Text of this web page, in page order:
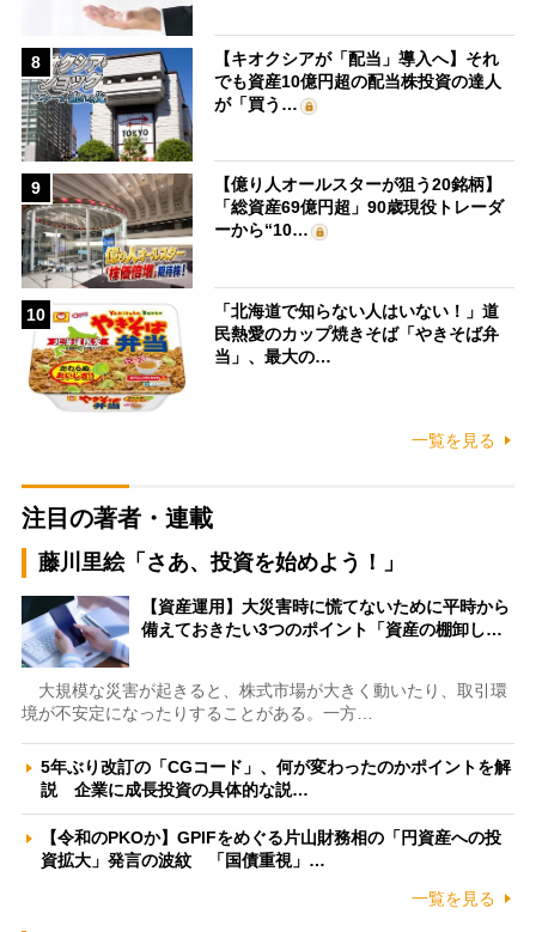
8
【キオクシアが「配当」導入へ】それ
でも資産10億円超の配当株投資の達人
が「買う…
9
【億り人オールスターが狙う20銘柄】
「総資産69億円超」90歳現役トレーダ
ーから“10…
10
「北海道で知らない人はいない！」道
民熱愛のカップ焼きそば「やきそば弁
当」、最大の…
一覧を見る
注目の著者・連載
藤川里絵「さあ、投資を始めよう！」
【資産運用】大災害時に慌てないために平時から
備えておきたい3つのポイント「資産の棚卸し…
大規模な災害が起きると、株式市場が大きく動いたり、取引環
境が不安定になったりすることがある。一方…
5年ぶり改訂の「CGコード」、何が変わったのかポイントを解
説 企業に成長投資の具体的な説…
【令和のPKOか】GPIFをめぐる片山財務相の「円資産への投
資拡大」発言の波紋 「国債重視」…
一覧を見る